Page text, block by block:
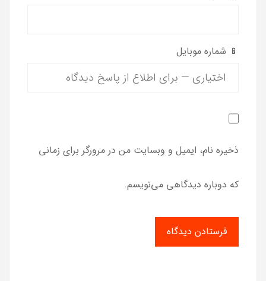
📱 شماره موبایل
ذخیره نام، ایمیل و وبسایت من در مرورگر برای زمانی
که دوباره دیدگاهی می‌نویسم.